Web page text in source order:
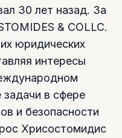
30 лет назад. За
& COLLC.
юридических
интересы
в сфере
и безопасности
Хрисостомидис